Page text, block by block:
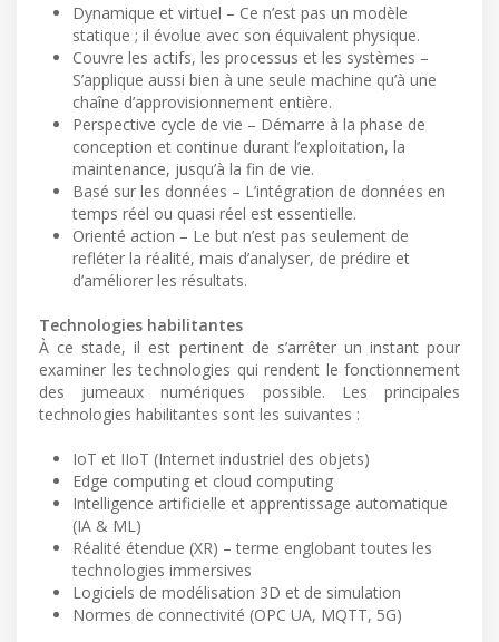
Dynamique et virtuel – Ce n’est pas un modèle
statique ; il évolue avec son équivalent physique.
Couvre les actifs, les processus et les systèmes –
S’applique aussi bien à une seule machine qu’à une
chaîne d’approvisionnement entière.
Perspective cycle de vie – Démarre à la phase de
conception et continue durant l’exploitation, la
maintenance, jusqu’à la fin de vie.
Basé sur les données – L’intégration de données en
temps réel ou quasi réel est essentielle.
Orienté action – Le but n’est pas seulement de
refléter la réalité, mais d’analyser, de prédire et
d’améliorer les résultats.
Technologies habilitantes
À ce stade, il est pertinent de s’arrêter un instant pour
examiner les technologies qui rendent le fonctionnement
des jumeaux numériques possible. Les principales
technologies habilitantes sont les suivantes :
IoT et IIoT (Internet industriel des objets)
Edge computing et cloud computing
Intelligence artificielle et apprentissage automatique
(IA & ML)
Réalité étendue (XR) – terme englobant toutes les
technologies immersives
Logiciels de modélisation 3D et de simulation
Normes de connectivité (OPC UA, MQTT, 5G)